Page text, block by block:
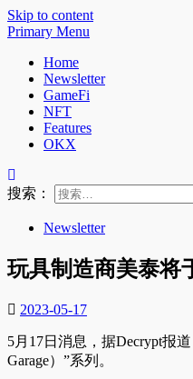
Skip to content
Primary Menu
Home
Newsletter
GameFi
NFT
Features
OKX
搜索：
Newsletter
玩具制造商美泰将
2023-05-17
5月17日消息，据Decrypt报
Garage）”系列。